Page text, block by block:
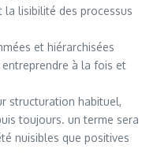
lisibilité des processus
et hiérarchisées
à la fois et
structuration habituel,
toujours. un terme sera
nuisibles que positives